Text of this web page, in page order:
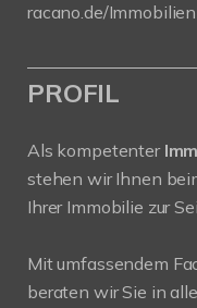
racano.de/
PROFIL
Als kompetenter
stehen wir Ihnen
Ihrer Immobilie zur
Mit umfassendem
beraten wir Sie in